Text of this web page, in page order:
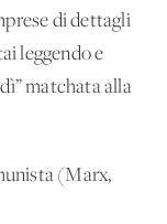
di dettagli
leggendo e
matchata alla
(Marx,